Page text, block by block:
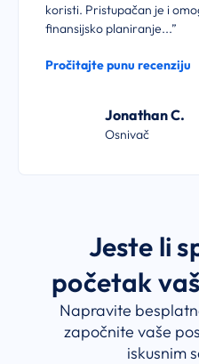
koristi. Pristupačan je i
finansijsko planiranje...”
Pročitajte punu recenziju
Jonathan C.
Osnivač
Jeste li
početak
Napravite
započnite vaše
iskusnim